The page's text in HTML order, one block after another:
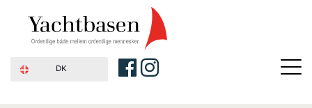
DK